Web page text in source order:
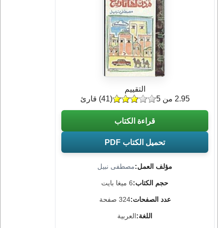
مؤلف العمل:مصطفى نبيل
حجم الكتاب:6 ميغا بايت
عدد الصفحات:324 صفحة
اللغة:العربية
التقييم
(
41) قارئ 2.95 من 5
قراءة الكتاب
تحميل الكتاب PDF